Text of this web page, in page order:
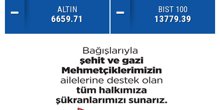
ALTIN
6659.71
BIST 100
13779.39